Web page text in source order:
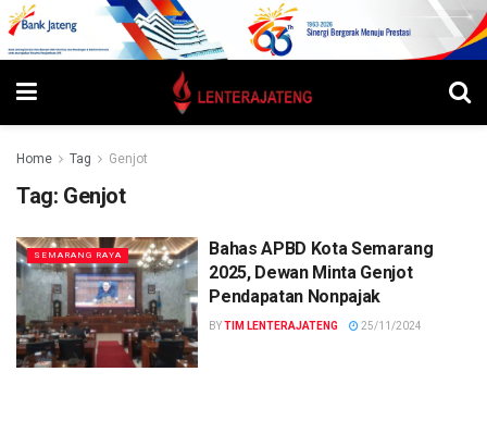
Home Tag Genjot
Tag: Genjot
SEMARANG RAYA
Bahas APBD Kota Semarang
2025, Dewan Minta Genjot
Pendapatan Nonpajak
BYTIM LENTERAJATENG 25/11/2024